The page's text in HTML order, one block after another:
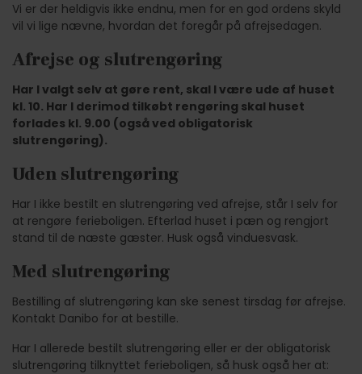
Vi er der heldigvis ikke endnu, men for en god ordens skyld
vil vi lige nævne, hvordan det foregår på afrejsedagen.
Afrejse og slutrengøring
Har I valgt selv at gøre rent, skal I være ude af huset
kl. 10. Har I derimod tilkøbt rengøring skal huset
forlades kl. 9.00 (også ved obligatorisk
slutrengøring).
Uden slutrengøring
Har I ikke bestilt en slutrengøring ved afrejse, står I selv for
at rengøre ferieboligen. Efterlad huset i pæn og rengjort
stand til de næste gæster. Husk også vinduesvask.
Med slutrengøring
Bestilling af slutrengøring kan ske senest tirsdag før afrejse.
Kontakt Danibo for at bestille.
Har I allerede bestilt slutrengøring eller er der obligatorisk
slutrengøring tilknyttet ferieboligen, så husk også her at: